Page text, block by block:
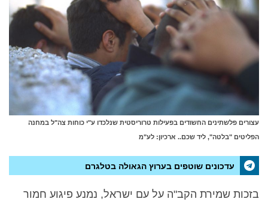
עצורים פלשתינים החשודים בפעילות טרוריסטית שנלכדו ע"י כוחות צה"ל במחנה
הפליטים "בלטה", ליד שכם.. ארכיון: לע"מ
עדכונים שוטפים בערוץ הגאולה בטלגרם
בזכות שמירת הקב"ה על עם ישראל, נמנע פיגוע חמור